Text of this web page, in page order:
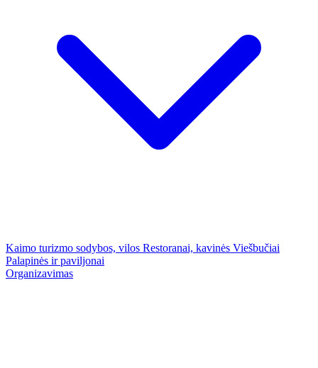
Kaimo turizmo sodybos, vilos Restoranai, kavinės Viešbučiai
Palapinės ir paviljonai
Organizavimas